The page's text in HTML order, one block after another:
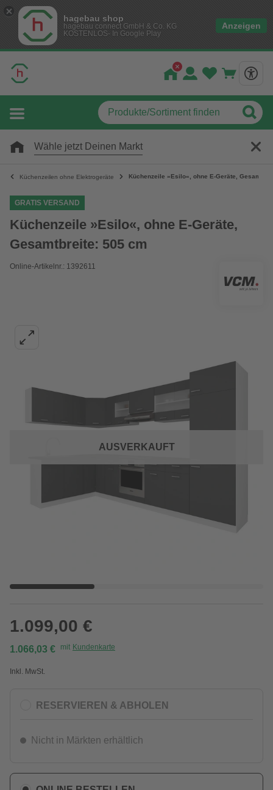
hagebau shop
hagebau connect GmbH & Co. KG
KOSTENLOS- In Google Play
Anzeigen
Wähle jetzt Deinen Markt
Küchenzeilen ohne Elektrogeräte Küchenzeile »Esilo«, ohne E-Geräte,
GRATIS VERSAND
Küchenzeile »Esilo«, ohne E-Geräte,
Gesamtbreite: 505 cm
Online-Artikelnr.: 1392611
AUSVERKAUFT
1.099,00 €
1.066,03 € mit Kundenkarte
Inkl. MwSt.
RESERVIEREN & ABHOLEN
Nicht in Märkten erhältlich